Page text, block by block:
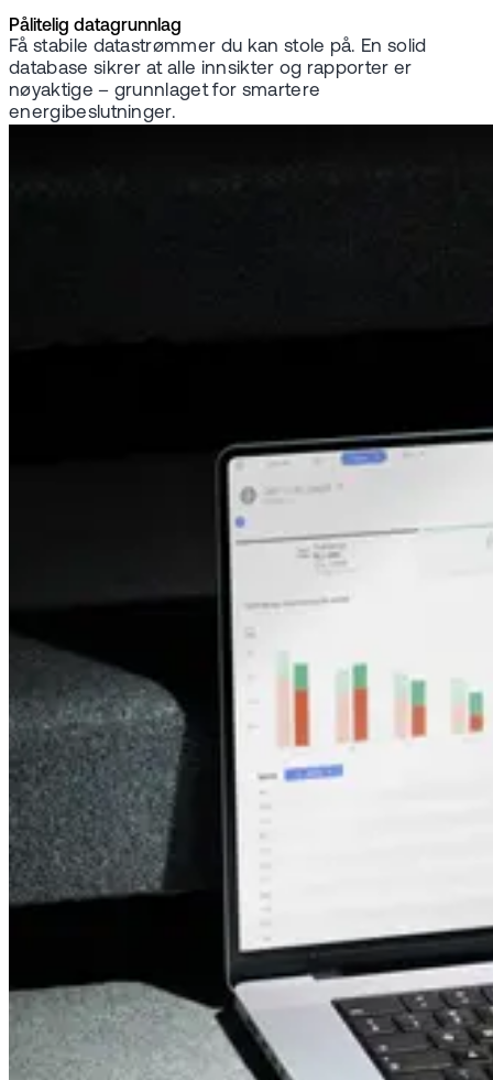
Pålitelig datagrunnlag
Få stabile datastrømmer du kan stole på. En solid
database sikrer at alle innsikter og rapporter er
nøyaktige – grunnlaget for smartere
energibeslutninger.